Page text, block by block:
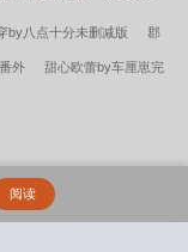
by八点十分未删减版 郡
外 甜心欧蕾by车厘崽完
爱了快穿by八点十分笔趣
阅读